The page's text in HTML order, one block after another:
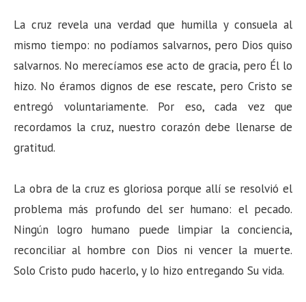
La cruz revela una verdad que humilla y consuela al
mismo tiempo: no podíamos salvarnos, pero Dios quiso
salvarnos. No merecíamos ese acto de gracia, pero Él lo
hizo. No éramos dignos de ese rescate, pero Cristo se
entregó voluntariamente. Por eso, cada vez que
recordamos la cruz, nuestro corazón debe llenarse de
gratitud.
La obra de la cruz es gloriosa porque allí se resolvió el
problema más profundo del ser humano: el pecado.
Ningún logro humano puede limpiar la conciencia,
reconciliar al hombre con Dios ni vencer la muerte.
Solo Cristo pudo hacerlo, y lo hizo entregando Su vida.